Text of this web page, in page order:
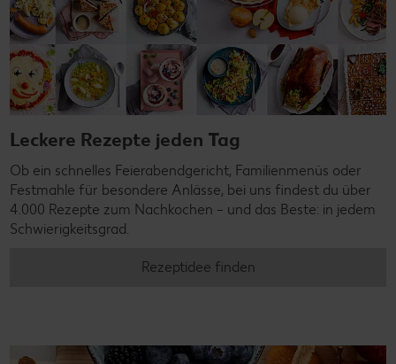
Leckere Rezepte jeden Tag
Ob ein schnelles Feierabendgericht, Familienmenüs oder
Festmahle für besondere Anlässe, bei uns findest du über
4.000 Rezepte zum Nachkochen – und das Beste: in jedem
Schwierigkeitsgrad.
Rezeptidee finden